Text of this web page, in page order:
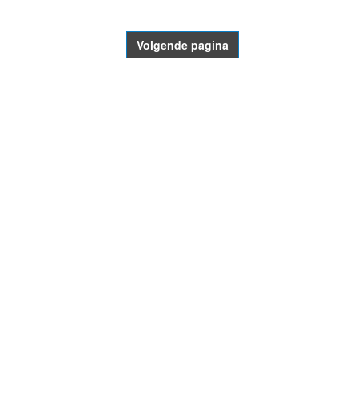
Volgende pagina